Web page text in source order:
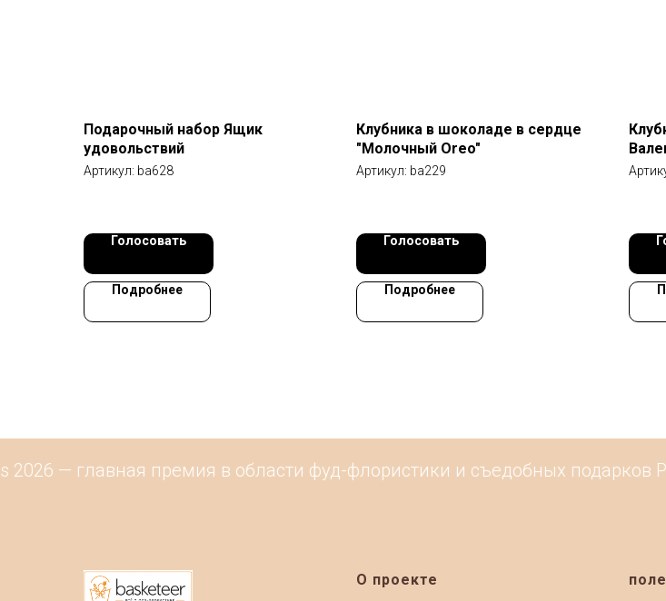
Подарочный набор Ящик
удовольствий
Артикул: ba628
Голосовать
Подробнее
Клубника в шоколаде в сердце
"Молочный Oreo"
Артикул: ba229
Голосовать
Подробнее
— главная премия в области фуд-флористики и съедобных подарков
О проекте